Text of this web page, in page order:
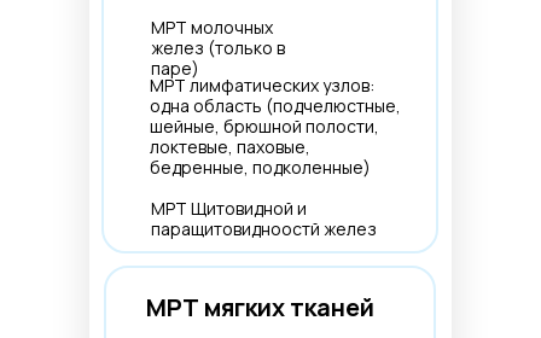
МРТ лимфатических узлов:
одна область (подчелюстные,
шейные, брюшной полости,
локтевые, паховые,
бедренные, подколенные)
МРТ молочных
желез (только в
паре)
МРТ мягких тканей
МРТ Щитовидной и
паращитовидноостй желез